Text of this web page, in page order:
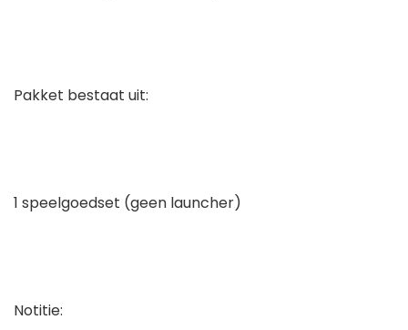
Pakket bestaat uit:
1 speelgoedset (geen launcher)
Notitie: